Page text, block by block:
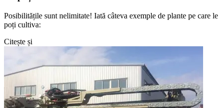
Posibilitățile sunt nelimitate! Iată câteva exemple de plante pe care le
poți cultiva:
Citește și